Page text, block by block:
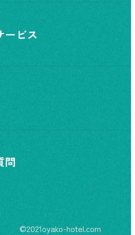
ービス
問
©︎2021oyako-hotel.com